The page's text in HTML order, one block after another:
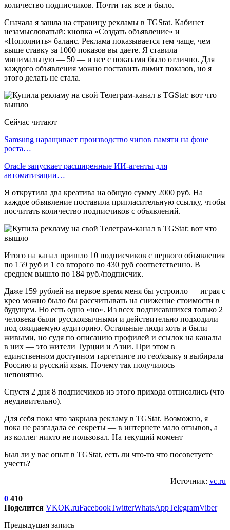
количество подписчиков. Почти так все и было.
Сначала я зашла на страницу рекламы в ТGStat. Кабинет
незамысловатый: кнопка «Создать объявление» и
«Пополнить» баланс. Реклама показывается тем чаще, чем
выше ставку за 1000 показов вы даете. Я ставила
минимальную — 50 — и все с показами было отлично. Для
каждого объявления можно поставить лимит показов, но я
этого делать не стала.
Сейчас читают
Samsung наращивает производство чипов памяти на фоне
роста…
Oracle запускает расширенные ИИ‑агенты для
автоматизации…
Я открутила два креатива на общую сумму 2000 руб. На
каждое объявление поставила пригласительную ссылку, чтобы
посчитать количество подписчиков с объявлений.
Итого на канал пришло 10 подписчиков с первого объявления
по 159 руб и 1 со второго по 430 руб соответственно. В
среднем вышло по 184 руб./подписчик.
Даже 159 рублей на первое время меня бы устроило — играя с
крео можно было бы рассчитывать на снижение стоимости в
будущем. Но есть одно «но». Из всех подписавшихся только 2
человека были русскоязычными и действительно подходили
под ожидаемую аудиторию. Остальные люди хоть и были
живыми, но судя по описанию профилей и ссылок на каналы
в них — это жители Турции и Азии. При этом в
единственном доступном таргетинге по гео/языку я выбирала
Россию и русский язык. Почему так получилось —
непонятно.
Спустя 2 дня 8 подписчиков из этого прихода отписались (что
неудивительно).
Для себя пока что закрыла рекламу в ТGStat. Возможно, я
пока не разгадала ее секреты — в интернете мало отзывов, а
из коллег никто не пользовал. На текущий момент
Был ли у вас опыт в ТGStat, есть ли что-то что посоветуете
учесть?
Источник: vc.ru
0 410
Поделится VKOK.ruFacebookTwitterWhatsAppTelegramViber
Предыдущая запись